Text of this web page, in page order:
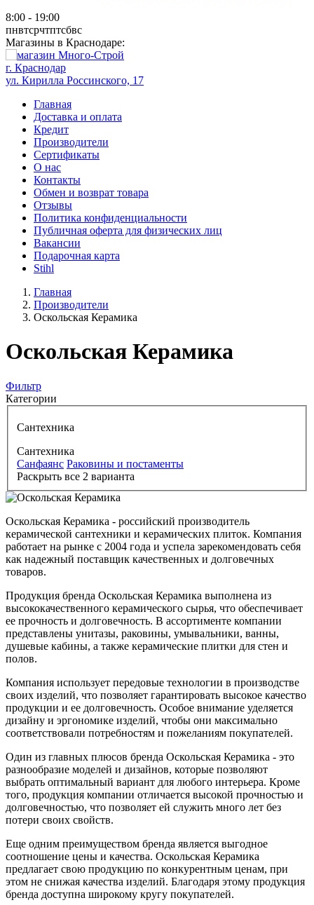
8:00 - 19:00
пнвтсрчтптсбвс
Магазины в Краснодаре:
г. Краснодар
ул. Кирилла Россинского, 17
Главная
Доставка и оплата
Кредит
Производители
Сертификаты
О нас
Контакты
Обмен и возврат товара
Отзывы
Политика конфиденциальности
Публичная оферта для физических лиц
Вакансии
Подарочная карта
Stihl
Главная
Производители
Оскольская Керамика
Оскольская Керамика
Фильтр
Категории
Сантехника
Сантехника
Санфаянс Раковины и постаменты
Раскрыть все 2 варианта
Оскольская Керамика - российский производитель
керамической сантехники и керамических плиток. Компания
работает на рынке с 2004 года и успела зарекомендовать себя
как надежный поставщик качественных и долговечных
товаров.
Продукция бренда Оскольская Керамика выполнена из
высококачественного керамического сырья, что обеспечивает
ее прочность и долговечность. В ассортименте компании
представлены унитазы, раковины, умывальники, ванны,
душевые кабины, а также керамические плитки для стен и
полов.
Компания использует передовые технологии в производстве
своих изделий, что позволяет гарантировать высокое качество
продукции и ее долговечность. Особое внимание уделяется
дизайну и эргономике изделий, чтобы они максимально
соответствовали потребностям и пожеланиям покупателей.
Один из главных плюсов бренда Оскольская Керамика - это
разнообразие моделей и дизайнов, которые позволяют
выбрать оптимальный вариант для любого интерьера. Кроме
того, продукция компании отличается высокой прочностью и
долговечностью, что позволяет ей служить много лет без
потери своих свойств.
Еще одним преимуществом бренда является выгодное
соотношение цены и качества. Оскольская Керамика
предлагает свою продукцию по конкурентным ценам, при
этом не снижая качества изделий. Благодаря этому продукция
бренда доступна широкому кругу покупателей.